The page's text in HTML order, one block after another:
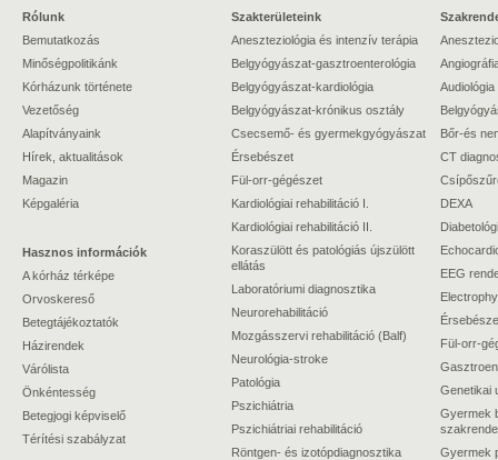
Rólunk
Bemutatkozás
Minőségpolitikánk
Kórházunk története
Vezetőség
Alapítványaink
Hírek, aktualitások
Magazin
Képgaléria
Hasznos információk
A kórház térképe
Orvoskereső
Betegtájékoztatók
Házirendek
Várólista
Önkéntesség
Betegjogi képviselő
Térítési szabályzat
Szakterületeink
Aneszteziológia és intenzív terápia
Belgyógyászat-gasztroenterológia
Belgyógyászat-kardiológia
Belgyógyászat-krónikus osztály
Csecsemő- és gyermekgyógyászat
Érsebészet
Fül-orr-gégészet
Kardiológiai rehabilitáció I.
Kardiológiai rehabilitáció II.
Koraszülött és patológiás újszülött
ellátás
Laboratóriumi diagnosztika
Neurorehabilitáció
Mozgásszervi rehabilitáció (Balf)
Neurológia-stroke
Patológia
Pszichiátria
Pszichiátriai rehabilitáció
Röntgen- és izotópdiagnosztika
Audiológia
Bőr-és
CT
DEXA
EEG
Fül-orr-
Genetikai
Gyermek
Gyermek